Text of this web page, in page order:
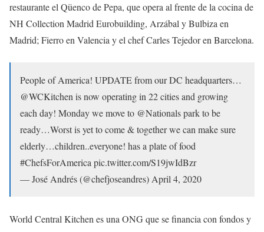
restaurante el Qüenco de Pepa, que opera al frente de la cocina de
NH Collection Madrid Eurobuilding, Arzábal y Bulbiza en
Madrid; Fierro en Valencia y el chef Carles Tejedor en Barcelona.
People of America! UPDATE from our DC headquarters…
@WCKitchen is now operating in 22 cities and growing
each day! Monday we move to @Nationals park to be
ready…Worst is yet to come & together we can make sure
elderly…children..everyone! has a plate of food
#ChefsForAmerica pic.twitter.com/S19jwIdBzr
— José Andrés (@chefjoseandres) April 4, 2020
World Central Kitchen es una ONG que se financia con fondos y